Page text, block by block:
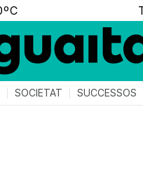
SOCIETAT SUCCESSOS